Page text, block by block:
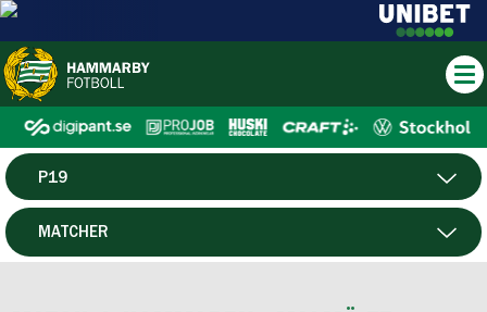
HERR
P19
MATCHER